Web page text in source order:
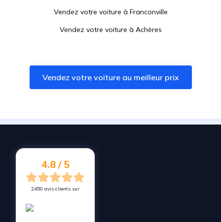
Vendez votre voiture à Franconville
Vendez votre voiture à Achères
Vendez votre voiture àSaint-Leu-la-Forêt
Vendez votre voiture à Cormeilles-en-Parisis
Vendez votre voiture à
Vendez votre voiture au meilleur prix
4.8 / 5
2450 avis clients sur